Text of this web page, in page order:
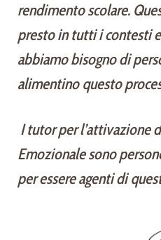
rendimento scolare.
presto in tutti i contesti
abbiamo bisogno di
alimentino questo
I tutor per l’attivazione
Emozionale sono
per essere agenti di